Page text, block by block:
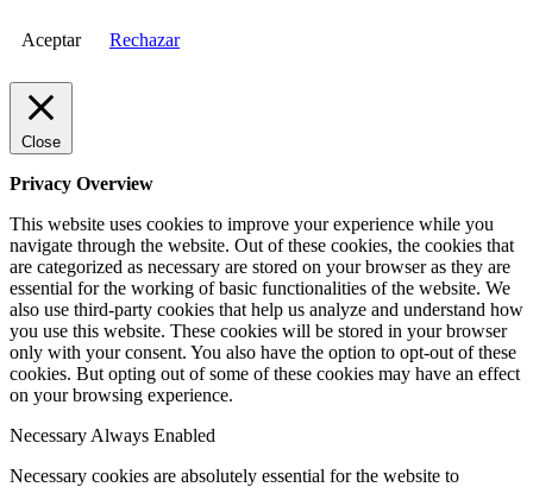
Aceptar Rechazar
Close
Privacy Overview
This website uses cookies to improve your experience while you
navigate through the website. Out of these cookies, the cookies that
are categorized as necessary are stored on your browser as they are
essential for the working of basic functionalities of the website. We
also use third-party cookies that help us analyze and understand how
you use this website. These cookies will be stored in your browser
only with your consent. You also have the option to opt-out of these
cookies. But opting out of some of these cookies may have an effect
on your browsing experience.
NecessaryAlways Enabled
Necessary cookies are absolutely essential for the website to